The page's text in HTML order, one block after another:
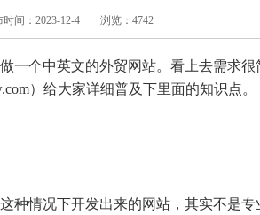
时间：2023-12-4 浏览：4742
个中英文的外贸网站。看上去需求很
）给大家详细普及下里面的知识点。
情况下开发出来的网站，其实不是专